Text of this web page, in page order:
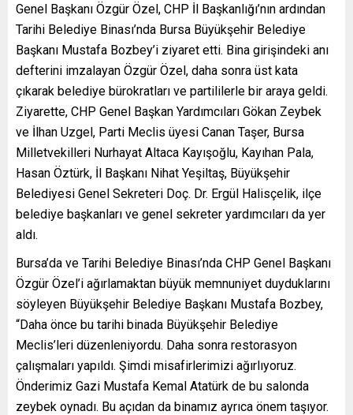
Genel Başkanı Özgür Özel, CHP İl Başkanlığı’nın ardından
Tarihi Belediye Binası’nda Bursa Büyükşehir Belediye
Başkanı Mustafa Bozbey’i ziyaret etti. Bina girişindeki anı
defterini imzalayan Özgür Özel, daha sonra üst kata
çıkarak belediye bürokratları ve partililerle bir araya geldi.
Ziyarette, CHP Genel Başkan Yardımcıları Gökan Zeybek
ve İlhan Uzgel, Parti Meclis üyesi Canan Taşer, Bursa
Milletvekilleri Nurhayat Altaca Kayışoğlu, Kayıhan Pala,
Hasan Öztürk, İl Başkanı Nihat Yeşiltaş, Büyükşehir
Belediyesi Genel Sekreteri Doç. Dr. Ergül Halisçelik, ilçe
belediye başkanları ve genel sekreter yardımcıları da yer
aldı.
Bursa’da ve Tarihi Belediye Binası’nda CHP Genel Başkanı
Özgür Özel’i ağırlamaktan büyük memnuniyet duyduklarını
söyleyen Büyükşehir Belediye Başkanı Mustafa Bozbey,
“Daha önce bu tarihi binada Büyükşehir Belediye
Meclis’leri düzenleniyordu. Daha sonra restorasyon
çalışmaları yapıldı. Şimdi misafirlerimizi ağırlıyoruz.
Önderimiz Gazi Mustafa Kemal Atatürk de bu salonda
zeybek oynadı. Bu açıdan da binamız ayrıca önem taşıyor.